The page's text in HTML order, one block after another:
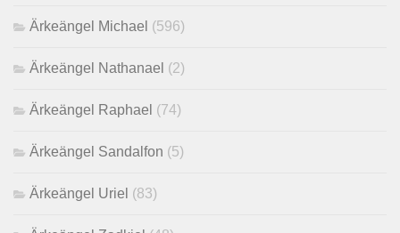
Ärkeängel Michael (596)
Ärkeängel Nathanael (2)
Ärkeängel Raphael (74)
Ärkeängel Sandalfon (5)
Ärkeängel Uriel (83)